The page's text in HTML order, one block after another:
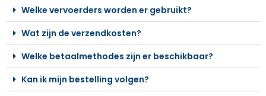
Welke vervoerders worden er gebruikt?
Wat zijn de verzendkosten?
Welke betaalmethodes zijn er beschikbaar?
Kan ik mijn bestelling volgen?